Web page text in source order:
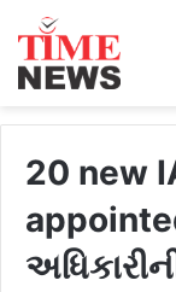
20 new